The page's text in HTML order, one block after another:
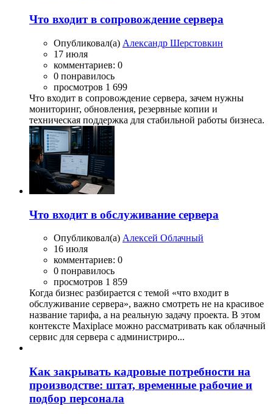
Что входит в сопровождение сервера
Опубликовал(а) Александр Шерстовкин
17 июля
комментариев: 0
0 понравилось
просмотров 1 699
Что входит в сопровождение сервера, зачем нужны
мониторинг, обновления, резервные копии и
техническая поддержка для стабильной работы бизнеса.
Что входит в обслуживание сервера
Опубликовал(а) Алексей Облачный
16 июля
комментариев: 0
0 понравилось
просмотров 1 859
Когда бизнес разбирается с темой «что входит в
обслуживание сервера», важно смотреть не на красивое
название тарифа, а на реальную задачу проекта. В этом
контексте Maxiplace можно рассматривать как облачный
сервис для сервера с администриро...
Как закрывать кадровые потребности на
производстве: штат, временные рабочие и
подбор персонала